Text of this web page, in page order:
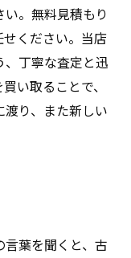
。無料見積もり
ください。当店
丁寧な査定と迅
い取ることで、
り、また新しい
葉を聞くと、古